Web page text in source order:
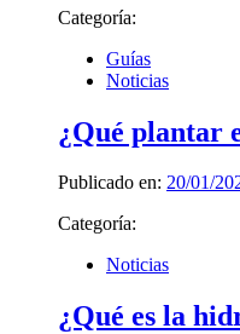
Categoría:
Guías
Noticias
¿Qué plantar
Publicado en: 20/01/
Categoría:
Noticias
¿Qué es la